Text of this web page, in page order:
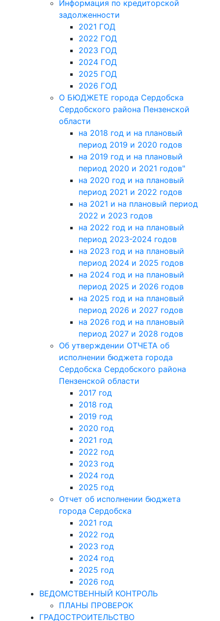
Информация по кредиторской
задолженности
2021 ГОД
2022 ГОД
2023 ГОД
2024 ГОД
2025 ГОД
2026 ГОД
О БЮДЖЕТЕ города Сердобска
Сердобского района Пензенской
области
на 2018 год и на плановый
период 2019 и 2020 годов
на 2019 год и на плановый
период 2020 и 2021 годов"
на 2020 год и на плановый
период 2021 и 2022 годов
на 2021 и на плановый период
2022 и 2023 годов
на 2022 год и на плановый
период 2023-2024 годов
на 2023 год и на плановый
период 2024 и 2025 годов
на 2024 год и на плановый
период 2025 и 2026 годов
на 2025 год и на плановый
период 2026 и 2027 годов
на 2026 год и на плановый
период 2027 и 2028 годов
Об утверждении ОТЧЕТА об
исполнении бюджета города
Сердобска Сердобского района
Пензенской области
2017 год
2018 год
2019 год
2020 год
2021 год
2022 год
2023 год
2024 год
2025 год
Отчет об исполнении бюджета
города Сердобска
2021 год
2022 год
2023 год
2024 год
2025 год
2026 год
ВЕДОМСТВЕННЫЙ КОНТРОЛЬ
ПЛАНЫ ПРОВЕРОК
ГРАДОСТРОИТЕЛЬСТВО